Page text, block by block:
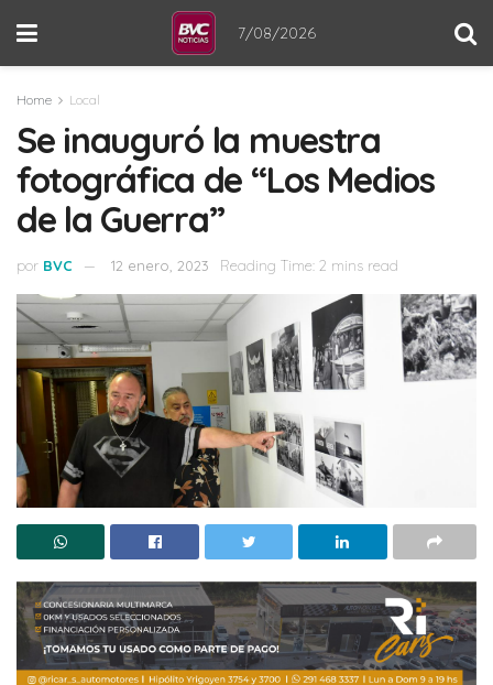
7/08/2026
Home Local
Se inauguró la muestra
fotográfica de “Los Medios
de la Guerra”
por BVC 12 enero, 2023 Reading Time: 2 mins read